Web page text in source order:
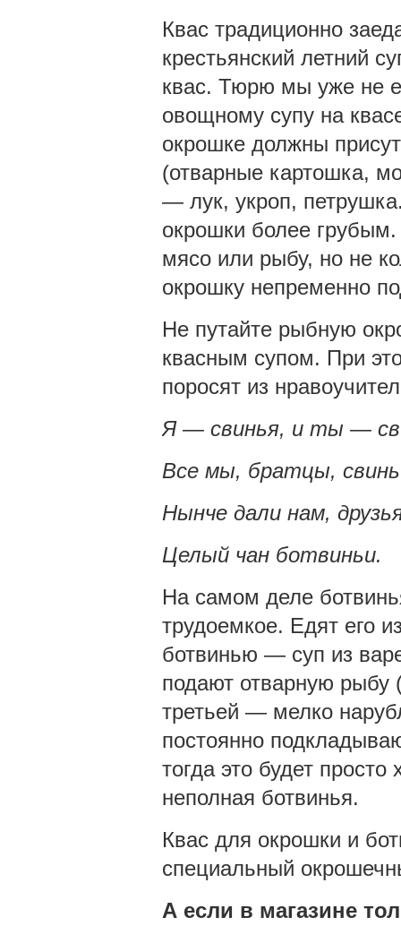
Квас традиционно
крестьянский летний
квас. Тюрю мы уже не
овощному супу на
окрошке должны
(отварные картошка,
— лук, укроп,
окрошки более
мясо или рыбу, но не
окрошку непременно
Не путайте рыбную
квасным супом. При
поросят из
Я — свинья, и ты —
Все мы, братцы,
Нынче дали нам,
Целый чан ботвиньи.
На самом деле
трудоемкое. Едят его
ботвинью — суп из
подают отварную рыбу
третьей — мелко
постоянно
тогда это будет
неполная ботвинья.
Квас для окрошки и
специальный
А если в магазине